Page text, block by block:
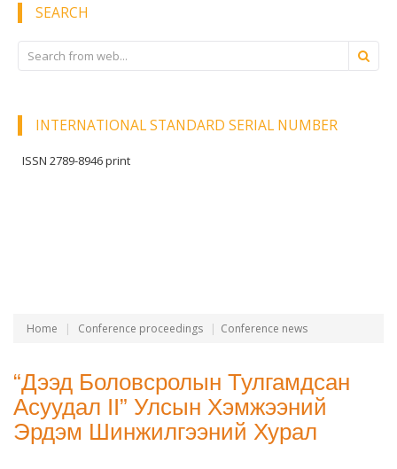
SEARCH
INTERNATIONAL STANDARD SERIAL NUMBER
ISSN 2789-8946 print
Home Conference proceedings Conference news
“Дээд Боловсролын Тулгамдсан
Асуудал II” Улсын Хэмжээний
Эрдэм Шинжилгээний Хурал